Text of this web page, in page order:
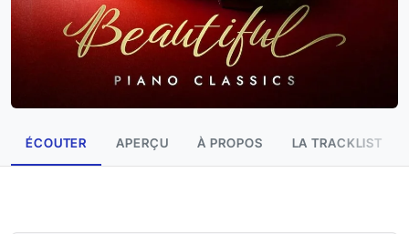
ÉCOUTER APERÇU À PROPOS LA TRACKLIST